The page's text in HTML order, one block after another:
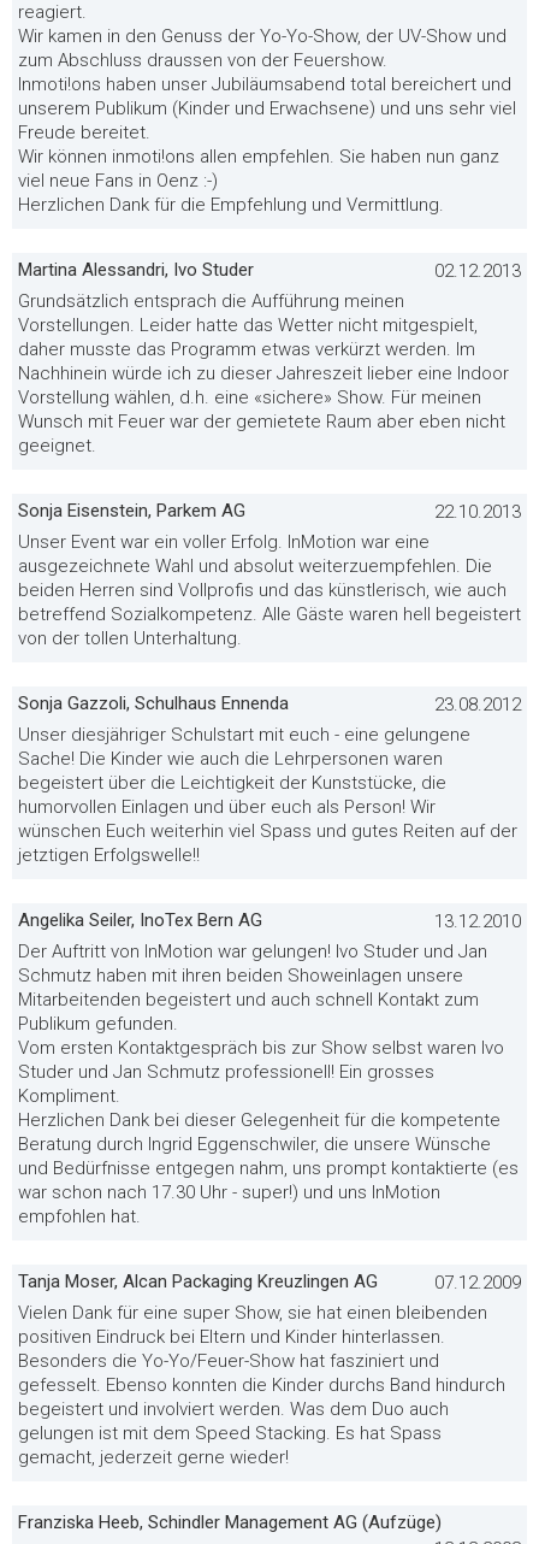
reagiert.
Wir kamen in den Genuss der Yo-Yo-Show, der UV-Show und
zum Abschluss draussen von der Feuershow.
Inmoti!ons haben unser Jubiläumsabend total bereichert und
unserem Publikum (Kinder und Erwachsene) und uns sehr viel
Freude bereitet.
Wir können inmoti!ons allen empfehlen. Sie haben nun ganz
viel neue Fans in Oenz :-)
Herzlichen Dank für die Empfehlung und Vermittlung.
Martina Alessandri, Ivo Studer
02.12.2013
Grundsätzlich entsprach die Aufführung meinen
Vorstellungen. Leider hatte das Wetter nicht mitgespielt,
daher musste das Programm etwas verkürzt werden. Im
Nachhinein würde ich zu dieser Jahreszeit lieber eine Indoor
Vorstellung wählen, d.h. eine «sichere» Show. Für meinen
Wunsch mit Feuer war der gemietete Raum aber eben nicht
geeignet.
Sonja Eisenstein, Parkem AG
22.10.2013
Unser Event war ein voller Erfolg. InMotion war eine
ausgezeichnete Wahl und absolut weiterzuempfehlen. Die
beiden Herren sind Vollprofis und das künstlerisch, wie auch
betreffend Sozialkompetenz. Alle Gäste waren hell begeistert
von der tollen Unterhaltung.
Sonja Gazzoli, Schulhaus Ennenda
23.08.2012
Unser diesjähriger Schulstart mit euch - eine gelungene
Sache! Die Kinder wie auch die Lehrpersonen waren
begeistert über die Leichtigkeit der Kunststücke, die
humorvollen Einlagen und über euch als Person! Wir
wünschen Euch weiterhin viel Spass und gutes Reiten auf der
jetztigen Erfolgswelle!!
Angelika Seiler, InoTex Bern AG
13.12.2010
Der Auftritt von InMotion war gelungen! Ivo Studer und Jan
Schmutz haben mit ihren beiden Showeinlagen unsere
Mitarbeitenden begeistert und auch schnell Kontakt zum
Publikum gefunden.
Vom ersten Kontaktgespräch bis zur Show selbst waren Ivo
Studer und Jan Schmutz professionell! Ein grosses
Kompliment.
Herzlichen Dank bei dieser Gelegenheit für die kompetente
Beratung durch Ingrid Eggenschwiler, die unsere Wünsche
und Bedürfnisse entgegen nahm, uns prompt kontaktierte (es
war schon nach 17.30 Uhr - super!) und uns InMotion
empfohlen hat.
Tanja Moser, Alcan Packaging Kreuzlingen AG
07.12.2009
Vielen Dank für eine super Show, sie hat einen bleibenden
positiven Eindruck bei Eltern und Kinder hinterlassen.
Besonders die Yo-Yo/Feuer-Show hat fasziniert und
gefesselt. Ebenso konnten die Kinder durchs Band hindurch
begeistert und involviert werden. Was dem Duo auch
gelungen ist mit dem Speed Stacking. Es hat Spass
gemacht, jederzeit gerne wieder!
Franziska Heeb, Schindler Management AG (Aufzüge)